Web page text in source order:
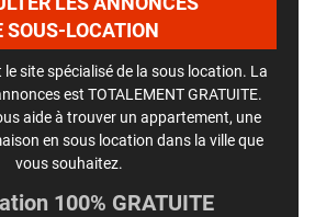
SOUS-LOCATION
site spécialisé de la sous location. La
est TOTALEMENT GRATUITE.
aide à trouver un appartement, une
en sous location dans la ville que
vous souhaitez.
100% GRATUITE